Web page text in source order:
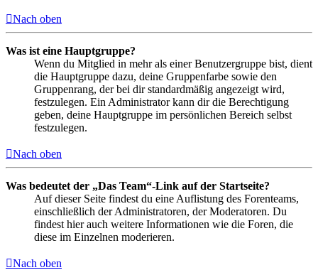
Nach oben
Was ist eine Hauptgruppe?
Wenn du Mitglied in mehr als einer Benutzergruppe bist, dient
die Hauptgruppe dazu, deine Gruppenfarbe sowie den
Gruppenrang, der bei dir standardmäßig angezeigt wird,
festzulegen. Ein Administrator kann dir die Berechtigung
geben, deine Hauptgruppe im persönlichen Bereich selbst
festzulegen.
Nach oben
Was bedeutet der „Das Team“-Link auf der Startseite?
Auf dieser Seite findest du eine Auflistung des Forenteams,
einschließlich der Administratoren, der Moderatoren. Du
findest hier auch weitere Informationen wie die Foren, die
diese im Einzelnen moderieren.
Nach oben